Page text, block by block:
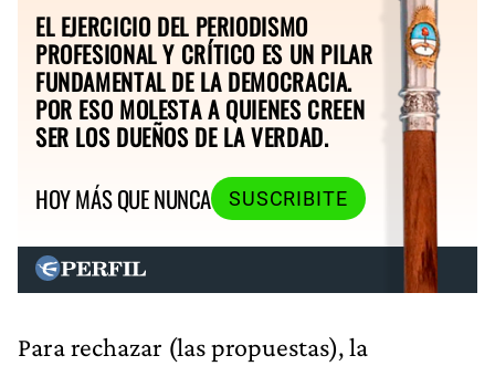
EL EJERCICIO DEL PERIODISMO
PROFESIONAL Y CRÍTICO ES UN PILAR
FUNDAMENTAL DE LA DEMOCRACIA.
POR ESO MOLESTA A QUIENES CREEN
SER LOS DUEÑOS DE LA VERDAD.
HOY MÁS QUE NUNCA
SUSCRIBITE
Para rechazar (las propuestas), la